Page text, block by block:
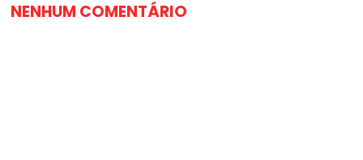
NENHUM COMENTÁRIO